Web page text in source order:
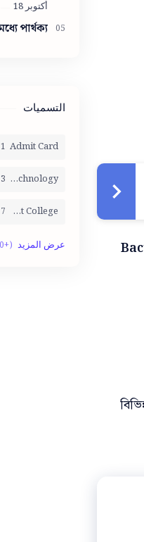
পার্থক্য
التسميات
Admit Card
Bangla Technology
Best College
Bom dia